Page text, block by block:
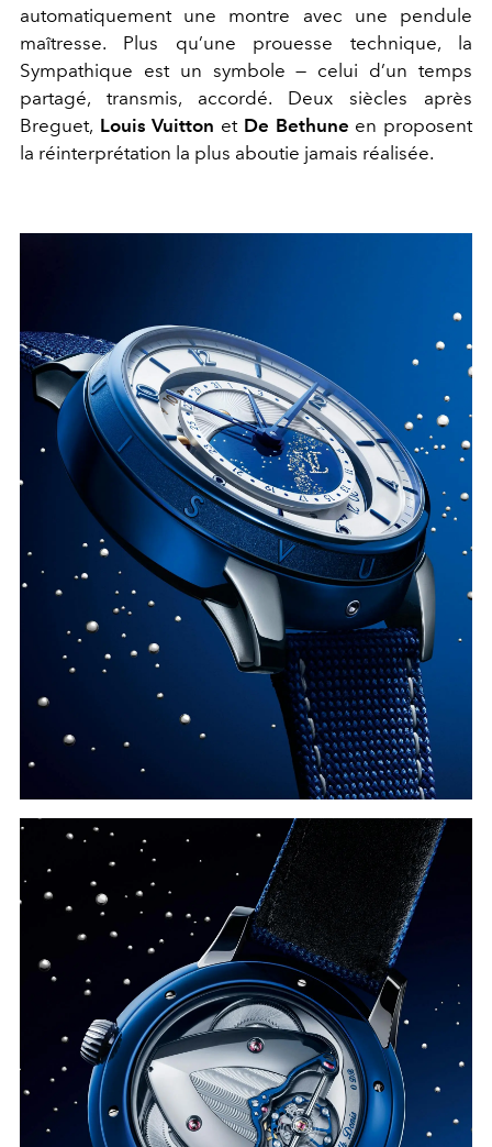
automatiquement une montre avec une pendule
maîtresse. Plus qu’une prouesse technique, la
Sympathique est un symbole — celui d’un temps
partagé, transmis, accordé. Deux siècles après
Breguet, Louis Vuitton et De Bethune en proposent
la réinterprétation la plus aboutie jamais réalisée.